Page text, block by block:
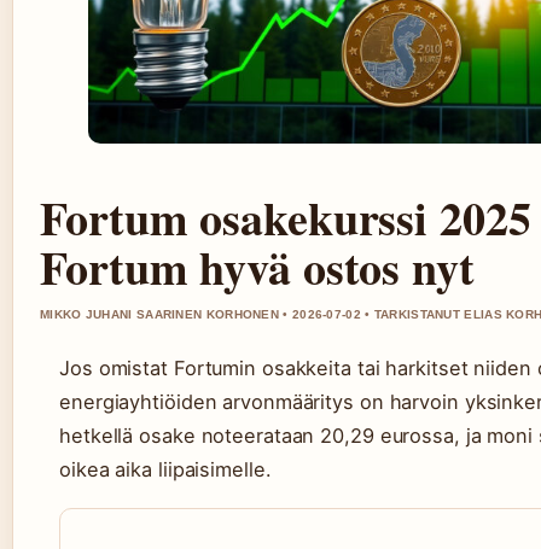
Fortum osakekurssi
Fortum hyvä ostos nyt
MIKKO JUHANI SAARINEN KORHONEN • 2026-07-02 • TARKISTANUT ELIAS
Jos omistat Fortumin osakkeita tai harkitset
energiayhtiöiden arvonmääritys on harvoin
hetkellä osake noteerataan 20,29 eurossa, ja
oikea aika liipaisimelle.